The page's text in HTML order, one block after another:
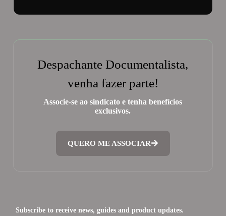
Despachante Documentalista,
venha fazer parte!
Associe-se ao sindicato e tenha benefícios
exclusivos.
QUERO ME ASSOCIAR
Subscribe to receive news, guides and product updates.